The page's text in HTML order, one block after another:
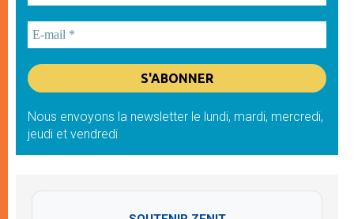
Nous envoyons la newsletter le lundi, mardi, mercredi,
jeudi et vendredi